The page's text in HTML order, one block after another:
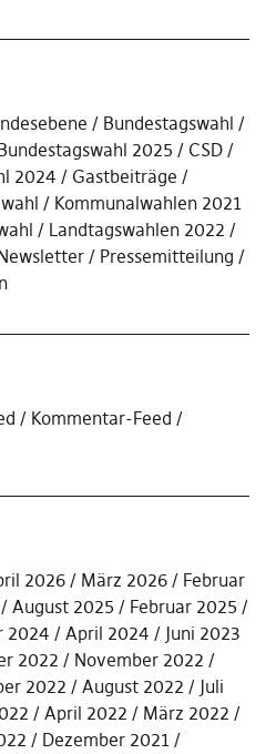
Bundestagswahl
2025
CSD
2024
Gastbeiträge
Kommunalwahlen 2021
Landtagswahlen 2022
Pressemitteilung
Kommentar-Feed
2026 März 2026
Februar
August 2025
Februar 2025
2024 April 2024
Juni 2023
2022
November 2022
2022 August 2022
Juli
April 2022
März 2022
Dezember 2021